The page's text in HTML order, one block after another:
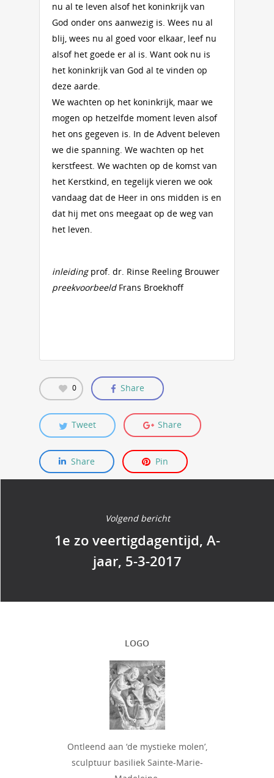
nu al te leven alsof het koninkrijk van
God onder ons aanwezig is. Wees nu al
blij, wees nu al goed voor elkaar, leef nu
alsof het goede er al is. Want ook nu is
het koninkrijk van God al te vinden op
deze aarde.
We wachten op het koninkrijk, maar we
mogen op hetzelfde moment leven alsof
het ons gegeven is. In de Advent beleven
we die spanning. We wachten op het
kerstfeest. We wachten op de komst van
het Kerstkind, en tegelijk vieren we ook
vandaag dat de Heer in ons midden is en
dat hij met ons meegaat op de weg van
het leven.
inleidingprof. dr. Rinse Reeling Brouwer
preekvoorbeeldFrans Broekhoff
0 Share
Tweet Share
Share Pin
Volgend bericht
1e zo veertigdagentijd, A-
jaar, 5-3-2017
LOGO
Ontleend aan ‘de mystieke molen’,
sculptuur basiliek Sainte-Marie-